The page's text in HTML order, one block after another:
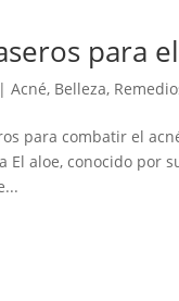
para
|Acné, Belleza,
para combatir el
aloe, conocido por